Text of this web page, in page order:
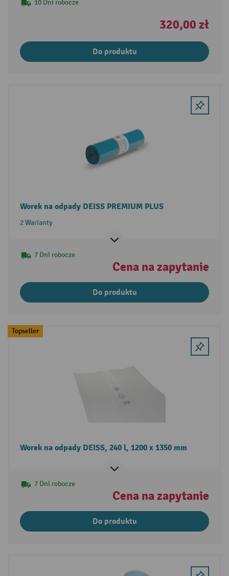
10 Dni robocze
320,00 zł
Do produktu
Worek na odpady DEISS PREMIUM PLUS
2 Warianty
7 Dni robocze
Cena na zapytanie
Do produktu
Topseller
Worek na odpady DEISS, 240 l, 1200 x 1350 mm
7 Dni robocze
Cena na zapytanie
Do produktu